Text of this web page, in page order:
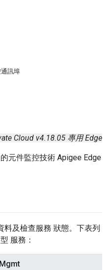
訊埠
Cloud v4.18.05 專用 Edge
元件監控技術 Apigee Edge
料及檢查服務 狀態。下表列
服務：
Mgmt